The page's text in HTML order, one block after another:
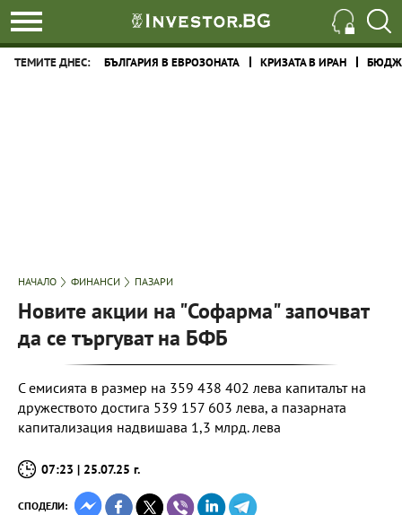
ТЕМИТЕ ДНЕС: БЪЛГАРИЯ В ЕВРОЗОНАТА КРИЗАТА В ИРАН
НАЧАЛО ФИНАНСИ ПАЗАРИ
Новите акции на "Софарма" започват
да се търгуват на БФБ
С емисията в размер на 359 438 402 лева капиталът на
дружеството достига 539 157 603 лева, а пазарната
капитализация надвишава 1,3 млрд. лева
07:23 | 25.07.25 г.
СПОДЕЛИ: